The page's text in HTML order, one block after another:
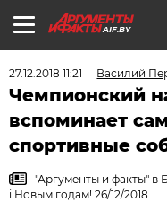
AIF.BY
27.12.2018 11:21 Василий
Чемпионский
вспоминает
спортивные
"Аргументы и факты"
i Новым годам! 26/12/2018